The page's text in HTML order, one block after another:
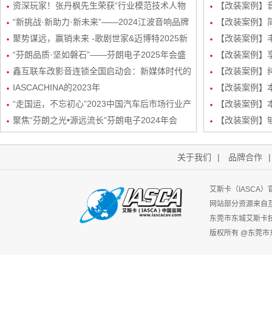
新品发布会暨市场运营规划会议圆满举行
资深玩家！张丹枫先生荣获“行业模范技术人物
奖”
“新挑战·新助力·新未来”——2024江波音响品牌
经销商会议盛大举行！
聚势谋远，赢销未来 -歌剧世家&迈博特2025新
起势经销商会议圆满成功！
“芬朗品质·坚如磐石”——芬朗电子2025年会盛
况，共绘汽车音响改装新蓝图
鑫互联车改影音连锁全国启动会：新媒体时代的
创新矩阵与玩法
IASCACHINA的2023年
“走国运，不忘初心”2023中国汽车后市场行业产
业生态发展峰会-艾斯卡（IASCA）中国谢福秋
聚焦“芬朗之光•源远流长”芬朗电子2024年会
自达8升级
【改装案例
级丹拿232
【改装案例
品曼斯特
【改装案例
路DSP处理器
【改装案例
三分频
【改装案例
装
【改装案例
频/6路DSP处
【改装案例
路DSP处理器
【改装案例
关于我们 | 品牌合作
艾斯卡（IASCA）
网站部分资源来自
东莞市东城艾斯卡
版权所有 @东莞